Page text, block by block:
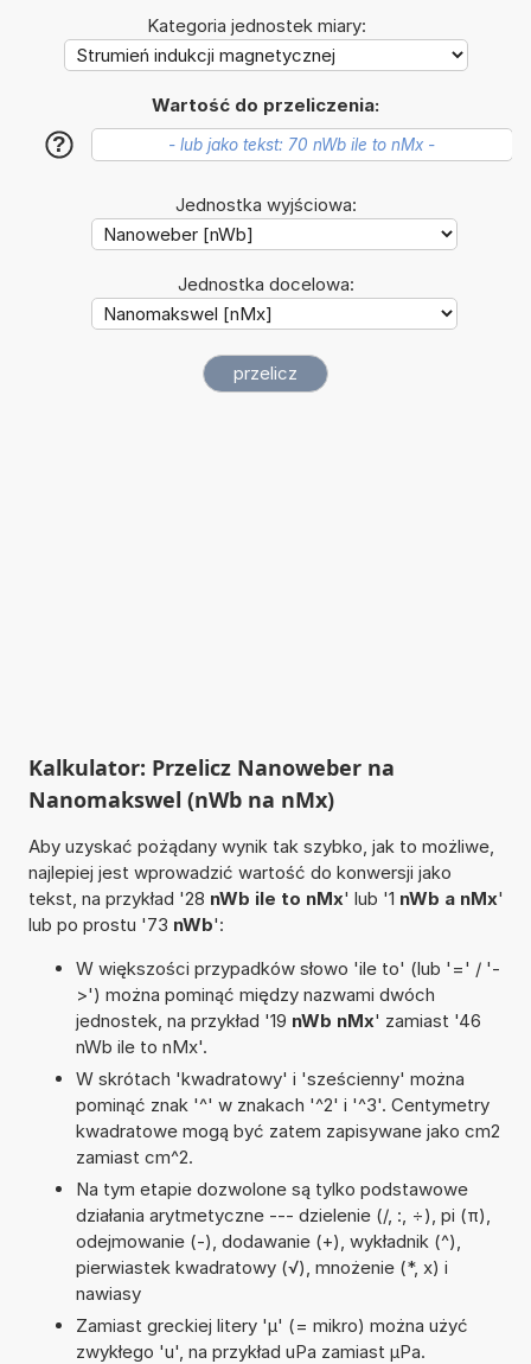
Kategoria jednostek miary:
Wartość do przeliczenia:
?
Jednostka wyjściowa:
Jednostka docelowa:
Kalkulator: Przelicz Nanoweber na
Nanomakswel (nWb na nMx)
Aby uzyskać pożądany wynik tak szybko, jak to możliwe,
najlepiej jest wprowadzić wartość do konwersji jako
tekst, na przykład '28 nWb ile to nMx' lub '1 nWb a nMx'
lub po prostu '73 nWb':
W większości przypadków słowo 'ile to' (lub '=' / '-
>') można pominąć między nazwami dwóch
jednostek, na przykład '19 nWb nMx' zamiast '46
nWb ile to nMx'.
W skrótach 'kwadratowy' i 'sześcienny' można
pominąć znak '^' w znakach '^2' i '^3'. Centymetry
kwadratowe mogą być zatem zapisywane jako cm2
zamiast cm^2.
Na tym etapie dozwolone są tylko podstawowe
działania arytmetyczne --- dzielenie (/, :, ÷), pi (π),
odejmowanie (-), dodawanie (+), wykładnik (^),
pierwiastek kwadratowy (√), mnożenie (*, x) i
nawiasy
Zamiast greckiej litery 'µ' (= mikro) można użyć
zwykłego 'u', na przykład uPa zamiast µPa.